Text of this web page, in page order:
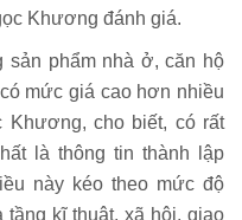
Khương đánh giá.
sản phẩm nhà ở, căn hộ
mức giá cao hơn nhiều
cho biết, có rất
là thông tin thành lập
này kéo theo mức độ
kĩ thuật, xã hội, giao